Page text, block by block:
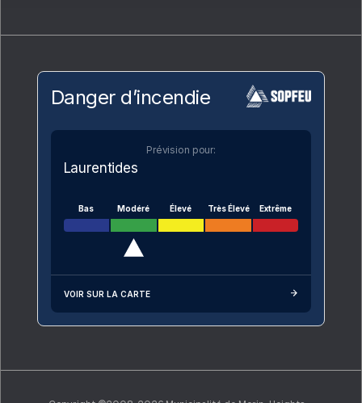
Danger d’incendie
Prévision pour:
Laurentides
Bas Modéré Élevé Très Élevé Extrême
VOIR SUR LA CARTE